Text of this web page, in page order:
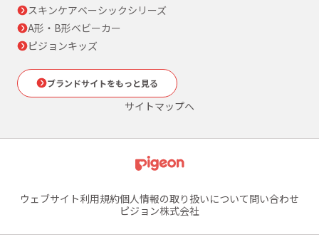
スキンケアベーシックシリーズ
A形・B形ベビーカー
ピジョンキッズ
ブランドサイトをもっと見る
サイトマップへ
ウェブサイト利用規約個人情報の取り扱いについて問い合わせ
ピジョン株式会社